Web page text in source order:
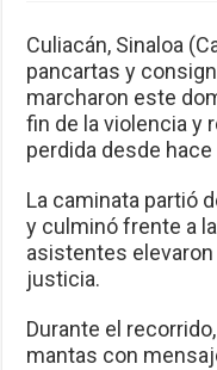
Culiacán, Sinaloa
pancartas y
marcharon este
fin de la violencia y
perdida desde hace
La caminata partió
y culminó frente a
asistentes elevaron
justicia.
Durante el
mantas con